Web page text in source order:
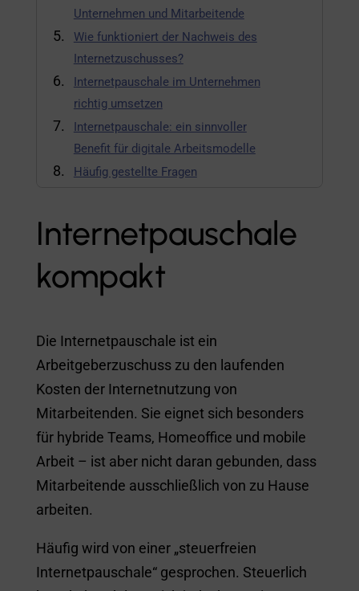
Unternehmen und Mitarbeitende
Wie funktioniert der Nachweis des
Internetzuschusses?
Internetpauschale im Unternehmen
richtig umsetzen
Internetpauschale: ein sinnvoller
Benefit für digitale Arbeitsmodelle
Häufig gestellte Fragen
Jetzt informieren und profitieren
Internetpauschale
kompakt
Die Internetpauschale ist ein
Arbeitgeberzuschuss zu den laufenden
Kosten der Internetnutzung von
Mitarbeitenden. Sie eignet sich besonders
für hybride Teams, Homeoffice und mobile
Arbeit – ist aber nicht daran gebunden, dass
Mitarbeitende ausschließlich von zu Hause
arbeiten.
Häufig wird von einer „steuerfreien
Internetpauschale“ gesprochen. Steuerlich